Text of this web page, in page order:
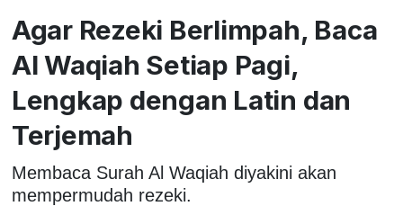
Agar Rezeki Berlimpah, Baca
Al Waqiah Setiap Pagi,
Lengkap dengan Latin dan
Terjemah
Membaca Surah Al Waqiah diyakini akan
mempermudah rezeki.